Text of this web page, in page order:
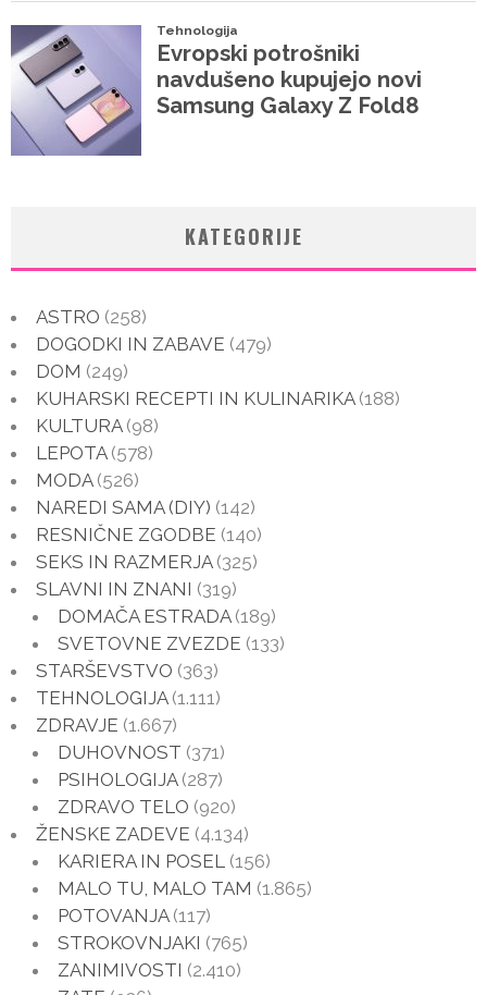
KATEGORIJE
ASTRO (258)
DOGODKI IN ZABAVE (479)
DOM (249)
KUHARSKI RECEPTI IN KULINARIKA(188)
KULTURA(98)
LEPOTA(578)
MODA(526)
NAREDI SAMA (DIY) (142)
RESNIČNE ZGODBE (140)
SEKS IN RAZMERJA(325)
SLAVNI IN ZNANI (319)
DOMAČA ESTRADA(189)
SVETOVNE ZVEZDE (133)
STARŠEVSTVO (363)
TEHNOLOGIJA(1.111)
ZDRAVJE (1.667)
DUHOVNOST (371)
PSIHOLOGIJA(287)
ZDRAVO TELO (920)
ŽENSKE ZADEVE (4.134)
KARIERA IN POSEL (156)
MALO TU, MALO TAM (1.865)
POTOVANJA(117)
STROKOVNJAKI (765)
ZANIMIVOSTI (2.410)